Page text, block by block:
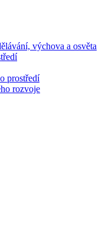
výchova a osvěta
prostředí
rozvoje